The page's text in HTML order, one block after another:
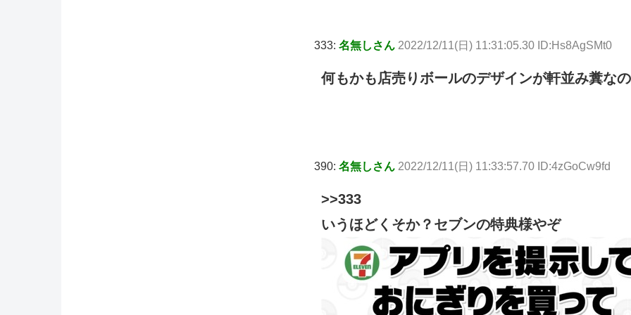
333: 名無しさん 2022/12/11(日) 11:31:05.30 ID:Hs8AgSMt0
何もかも店売りボールのデザインが軒並み糞な
390: 名無しさん 2022/12/11(日) 11:33:57.70 ID:4zGoCw9fd
>>333
いうほどくそか？セブンの特典様やぞ